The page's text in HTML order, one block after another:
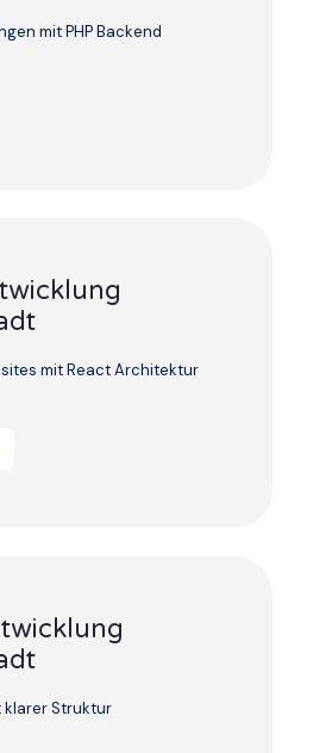
mit PHP Backend
mit React Architektur
klarer Struktur